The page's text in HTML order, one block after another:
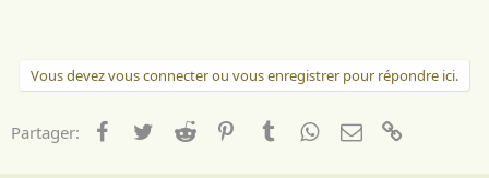
Vous devez vous connecter ou vous enregistrer pour répondre ici.
Partager: Facebook
TwitterReddit PinterestTumblrWhatsApp
Email